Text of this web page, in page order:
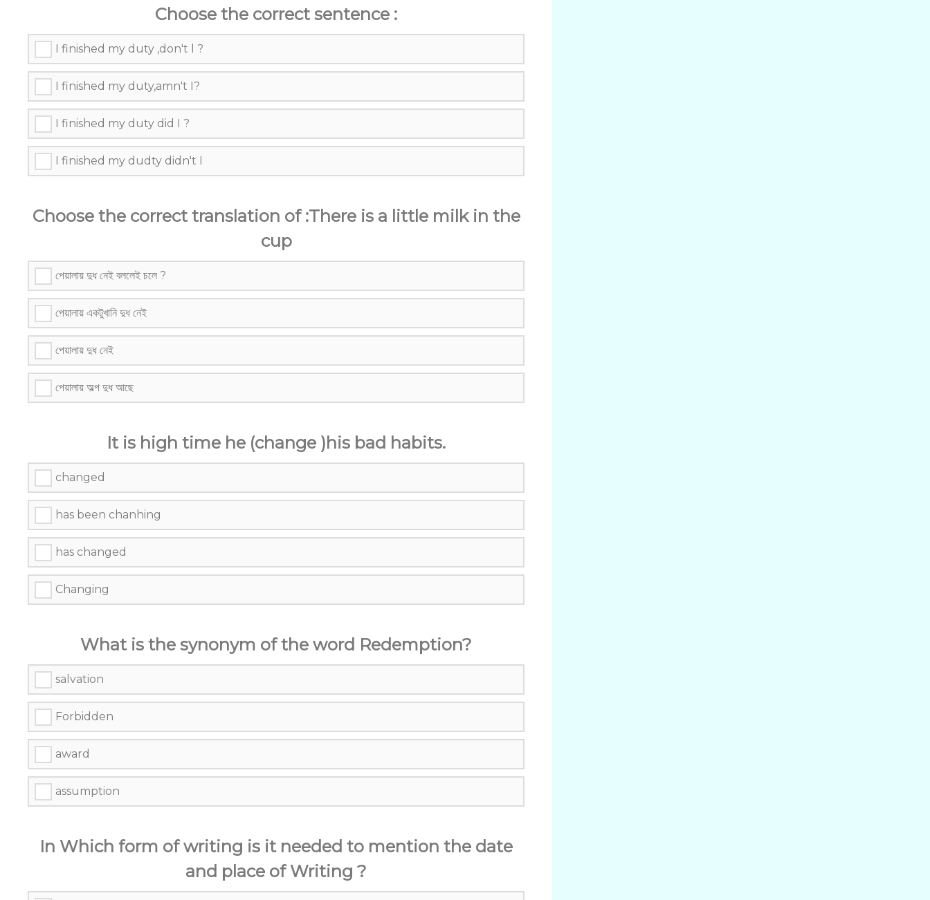
Choose the correct sentence :
I finished my duty ,don't l ?
I finished my duty,amn't I?
I finished my duty did I ?
I finished my dudty didn't I
Choose the correct translation of :There is a little milk in the
cup
পেয়ালায় দুধ নেই বললেই চলে ?
পেয়ালায় একটুখানি দুধ নেই
পেয়ালায় দুধ নেই
পেয়ালায় অল্প দুধ আছে
It is high time he (change )his bad habits.
changed
has been chanhing
has changed
Changing
What is the synonym of the word Redemption?
salvation
Forbidden
award
assumption
In Which form of writing is it needed to mention the date
and place of Writing ?